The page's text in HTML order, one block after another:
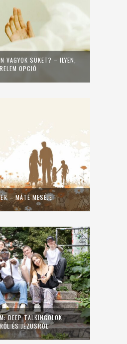
VAGYOK SÜKET? – ILYEN,
OPCIÓ
– MÁTÉ MESÉJE
DEEP TALKINGOLOK
ÉS JÉZUSRÓL